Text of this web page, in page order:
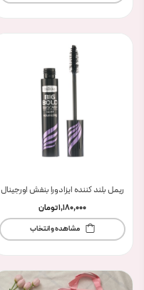
ریمل بلند کننده ایزادورا بنفش اورجینال
1,180,000تومان
مشاهده و انتخاب